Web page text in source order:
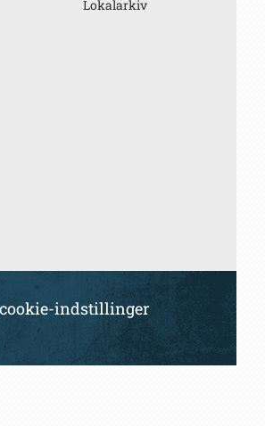
Lokalarkiv
cookie-indstillinger